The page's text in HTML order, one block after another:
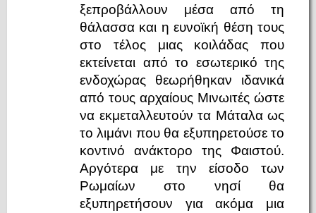
ξεπροβάλλουν μέσα από τη
θάλασσα και η ευνοϊκή θέση τους
στο τέλος μιας κοιλάδας που
εκτείνεται από το εσωτερικό της
ενδοχώρας θεωρήθηκαν ιδανικά
από τους αρχαίους Μινωιτές ώστε
να εκμεταλλευτούν τα Μάταλα ως
το λιμάνι που θα εξυπηρετούσε το
κοντινό ανάκτορο της Φαιστού.
Αργότερα με την είσοδο των
Ρωμαίων στο νησί θα
εξυπηρετήσουν για ακόμα μια